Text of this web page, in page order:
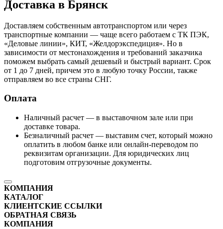
Доставка в Брянск
Доставляем собственным автотранспортом или через
транспортные компании — чаще всего работаем с ТК ПЭК,
«Деловые линии», КИТ, «Желдорэкспедиция». Но в
зависимости от местонахождения и требований заказчика
поможем выбрать самый дешевый и быстрый вариант. Срок
от 1 до 7 дней, причем это в любую точку России, также
отправляем во все страны СНГ.
Оплата
Наличный расчет — в выставочном зале или при
доставке товара.
Безналичный расчет — выставим счет, который можно
оплатить в любом банке или онлайн-переводом по
реквизитам организации. Для юридических лиц
подготовим отгрузочные документы.
КОМПАНИЯ
КАТАЛОГ
КЛИЕНТСКИЕ ССЫЛКИ
ОБРАТНАЯ СВЯЗЬ
КОМПАНИЯ